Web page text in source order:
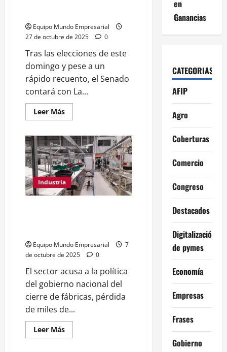
Equipo Mundo Empresarial
27 de octubre de 2025
0
Tras las elecciones de este
domingo y pese a un
rápido recuento, el Senado
contará con La...
Leer MásLeer
más
Elecciones
2025:
¿Quiénes
son
los
nuevos
senadores?
Industria
Equipo Mundo Empresarial
7
de octubre de 2025
0
El sector acusa a la política
del gobierno nacional del
cierre de fábricas, pérdida
de miles de...
Leer MásLeer
más
en
Ganancias
CATEGORIAS
AFIP
Agro
Coberturas
Comercio
Congreso
Destacados
Digitalización
de pymes
Economía
Empresas
Frases
Gobierno